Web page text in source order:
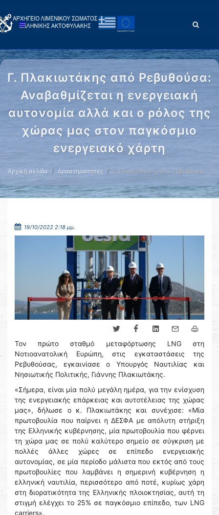
Γ. Πλακιωτάκης από Ρεβυθούσα:
Αναβαθμίζεται η ενεργειακή
αυτονομία αλλά και ο ρόλος της
χώρας μας στον παγκόσμιο
ενεργειακό χάρτη
Αρχική σελίδα Δραστηριότητες Γ. Πλακιωτάκης από Ρεβυθούσα: …
19/10/2022 2:18 μμ.
Τον πρώτο σταθμό μεταφόρτωσης LNG στη
Νοτιοανατολική Ευρώπη, στις εγκαταστάσεις της
Ρεβυθούσας, εγκαινίασε ο Υπουργός Ναυτιλίας και
Νησιωτικής Πολιτικής, Γιάννης Πλακιωτάκης.
«Σήμερα, είναι μία πολύ μεγάλη ημέρα, για την ενίσχυση
της ενεργειακής επάρκειας και αυτοτέλειας της χώρας
μας», δήλωσε ο κ. Πλακιωτάκης και συνέχισε: «Μία
πρωτοβουλία που παίρνει η ΔΕΣΦΑ με απόλυτη στήριξη
της Ελληνικής κυβέρνησης, μία πρωτοβουλία που φέρνει
τη χώρα μας σε πολύ καλύτερο σημείο σε σύγκριση με
πολλές άλλες χώρες σε επίπεδο ενεργειακής
αυτονομίας, σε μία περίοδο μάλιστα που εκτός από τους
πρωτοβουλίες που λαμβάνει η σημερινή κυβέρνηση η
ελληνική ναυτιλία, περισσότερο από ποτέ, κυρίως χάρη
στη διορατικότητα της Ελληνικής πλοιοκτησίας, αυτή τη
στιγμή ελέγχει το 25% σε παγκόσμιο επίπεδο, των LNG
carriers».